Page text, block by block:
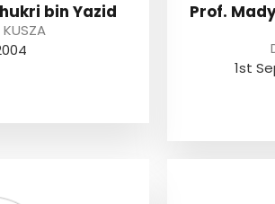
Prof.
1st
bin Yazid
- 2005